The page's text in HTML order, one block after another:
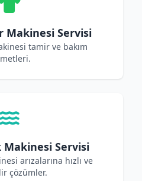
Makinesi Servisi
tamir ve bakım
Makinesi Servisi
arızalarına hızlı ve
çözümler.